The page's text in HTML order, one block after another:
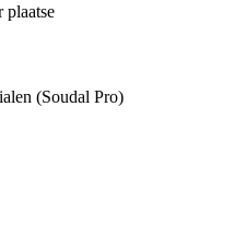
plaatse
(Soudal Pro)